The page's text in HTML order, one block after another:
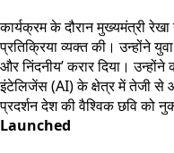
कार्यक्रम के दौरान मुख्यमंत्री रेखा
प्रतिक्रिया व्यक्त की। उन्होंने
और निंदनीय’ करार दिया।
इंटेलिजेंस (AI) के क्षेत्र में तेजी से
प्रदर्शन देश की वैश्विक छवि को
Launched